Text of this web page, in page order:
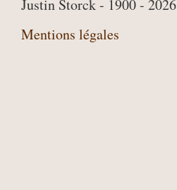
Justin Storck - 1900 - 2026
Mentions légales